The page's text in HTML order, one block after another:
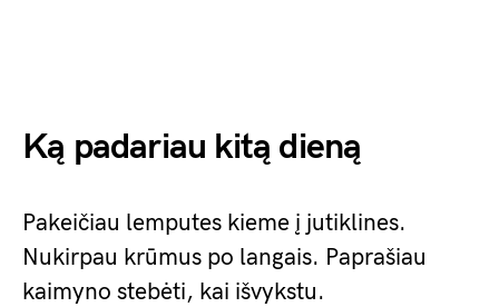
Ką padariau kitą dieną
Pakeičiau lemputes kieme į jutiklines.
Nukirpau krūmus po langais. Paprašiau
kaimyno stebėti, kai išvykstu.